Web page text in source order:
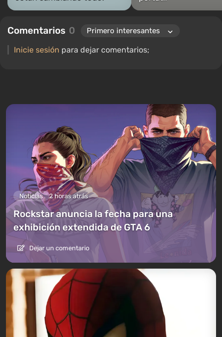
Comentarios 0
Inicie sesión para dejar comentarios;
Noticias 2 horas atrás
Rockstar anuncia la fecha para una
exhibición extendida de GTA 6
Dejar un comentario